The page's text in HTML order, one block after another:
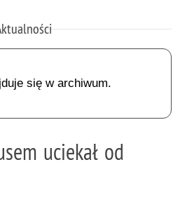
się w archiwum.
uciekał od